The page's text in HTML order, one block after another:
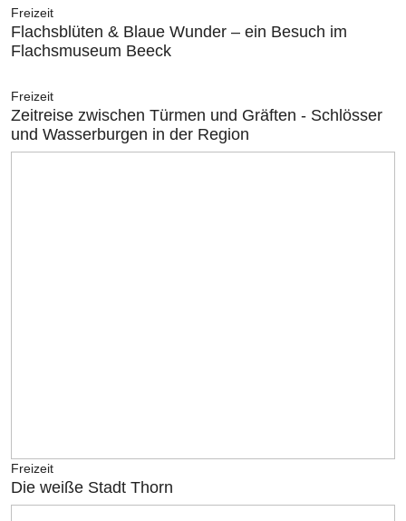
Freizeit
Flachsblüten & Blaue Wunder – ein Besuch im
Flachsmuseum Beeck
Freizeit
Zeitreise zwischen Türmen und Gräften - Schlösser
und Wasserburgen in der Region
Freizeit
Die weiße Stadt Thorn